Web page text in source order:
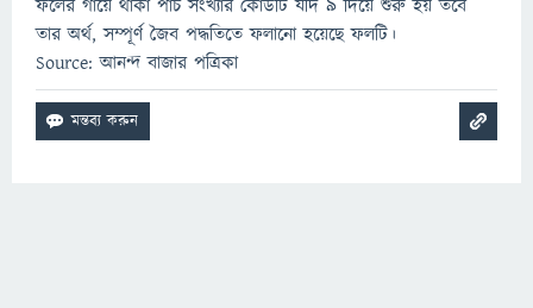
ফলের গায়ে থাকা পাঁচ সংখ্যার কোডটি যদি ৯ দিয়ে শুরু হয় তবে
তার অর্থ, সম্পূর্ণ জৈব পদ্ধতিতে ফলানো হয়েছে ফলটি।
Source: আনন্দ বাজার পত্রিকা